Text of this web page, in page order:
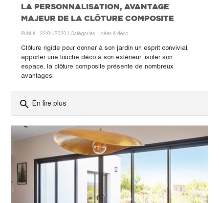
LA PERSONNALISATION, AVANTAGE
MAJEUR DE LA CLÔTURE COMPOSITE
Publié : 22/04/2020 | Catégories : Idées & déco
Clôture rigide pour donner à son jardin un esprit convivial,
apporter une touche déco à son extérieur, isoler son
espace, la clôture composite présente de nombreux
avantages.
search En lire plus